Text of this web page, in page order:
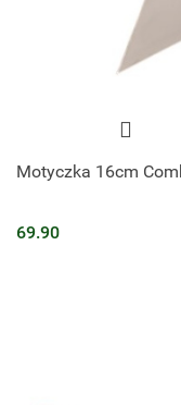
Motyczka 16cm
69.90